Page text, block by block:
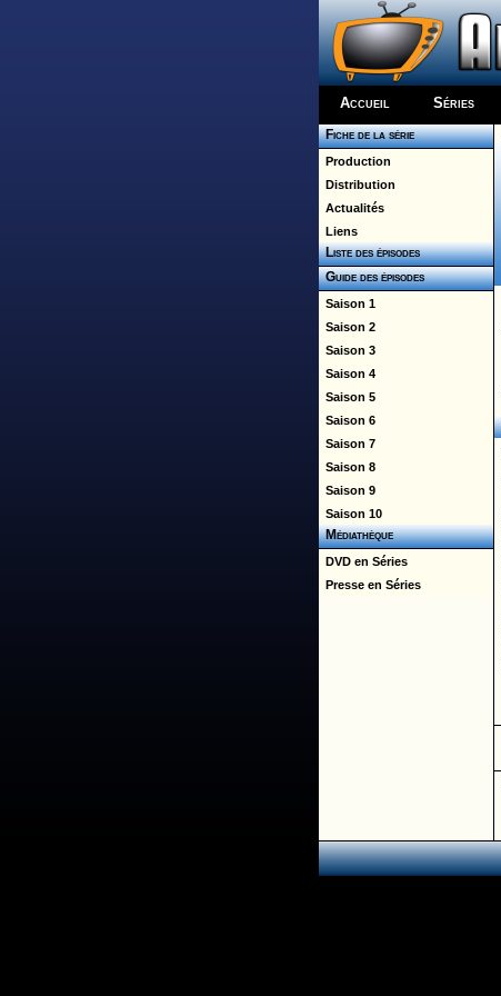
Accueil Séries
Fiche de la série
Production
Distribution
Actualités
Liens
Liste des épisodes
Guide des épisodes
Saison 1
Saison 2
Saison 3
Saison 4
Saison 5
Saison 6
Saison 7
Saison 8
Saison 9
Saison 10
Médiathèque
DVD en Séries
Presse en Séries